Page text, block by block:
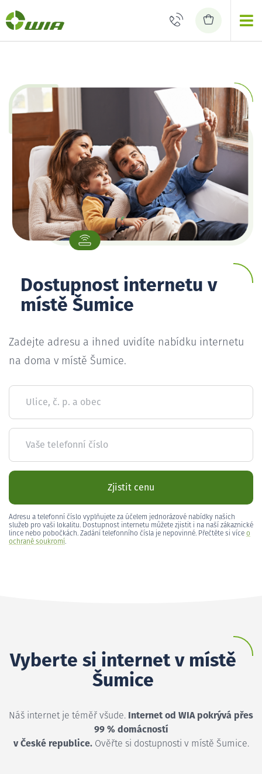
Dostupnost internetu v
místě Šumice
Zadejte adresu a ihned uvidíte nabídku internetu
na doma v místě Šumice.
Ulice, č. p. a obec
Vaše telefonní číslo
Zjistit cenu
Adresu a telefonní číslo vyplňujete za účelem jednorázové nabídky našich
služeb pro vaši lokalitu. Dostupnost internetu můžete zjistit i na naší zákaznické
lince nebo pobočkách. Zadání telefonního čísla je nepovinné. Přečtěte si více o
ochraně soukromí.
Vyberte si internet v místě
Šumice
Náš internet je téměř všude. Internet od WIA pokrývá přes
99 % domácností
v České republice.Ověřte si dostupnosti v místě Šumice.